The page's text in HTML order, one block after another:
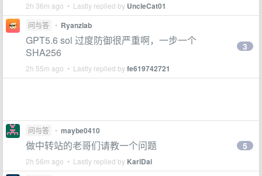
2h 36m ago • Lastly replied by UncleCat01
问与答 • Ryanzlab
GPT5.6 sol 过度防御很严重啊，一步一个
SHA256
2h 55m ago • Lastly replied byfe619742721
3
问与答 • maybe0410
做中转站的老哥们请教一个问题
2h 56m ago • Lastly replied by KarlDai
5